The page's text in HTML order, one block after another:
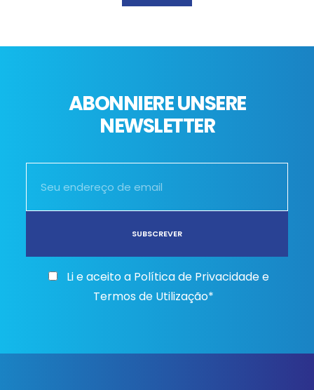
ABONNIERE UNSERE
NEWSLETTER
Li e aceito a Política de Privacidade e
Termos de Utilização*